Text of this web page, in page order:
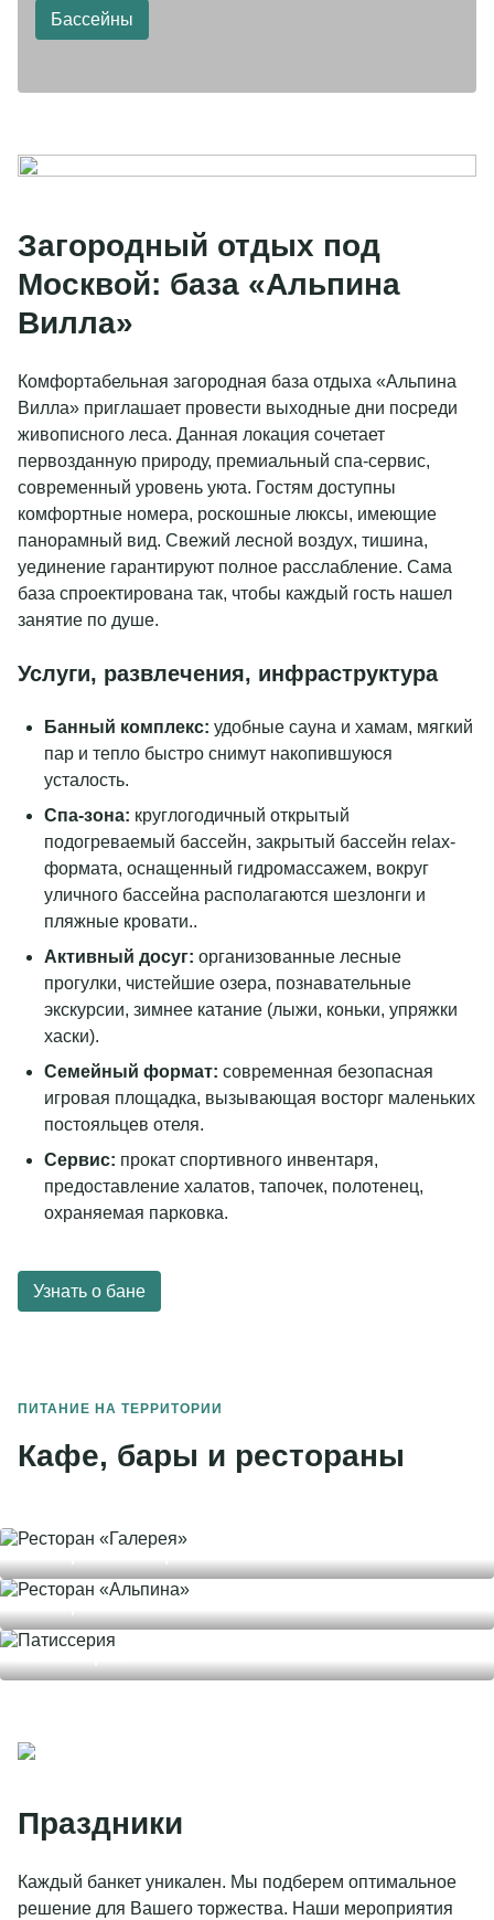
Бассейны
Загородный отдых под
Москвой: база «Альпина
Вилла»
Комфортабельная загородная база отдыха «Альпина
Вилла» приглашает провести выходные дни посреди
живописного леса. Данная локация сочетает
первозданную природу, премиальный спа-сервис,
современный уровень уюта. Гостям доступны
комфортные номера, роскошные люксы, имеющие
панорамный вид. Свежий лесной воздух, тишина,
уединение гарантируют полное расслабление. Сама
база спроектирована так, чтобы каждый гость нашел
занятие по душе.
Услуги, развлечения, инфраструктура
Банный комплекс: удобные сауна и хамам, мягкий
пар и тепло быстро снимут накопившуюся
усталость.
Спа-зона: круглогодичный открытый
подогреваемый бассейн, закрытый бассейн relax-
формата, оснащенный гидромассажем, вокруг
уличного бассейна располагаются шезлонги и
пляжные кровати..
Активный досуг: организованные лесные
прогулки, чистейшие озера, познавательные
экскурсии, зимнее катание (лыжи, коньки, упряжки
хаски).
Семейный формат: современная безопасная
игровая площадка, вызывающая восторг маленьких
постояльцев отеля.
Сервис: прокат спортивного инвентаря,
предоставление халатов, тапочек, полотенец,
охраняемая парковка.
Узнать о бане
ПИТАНИЕ НА ТЕРРИТОРИИ
Кафе, бары и рестораны
Ресторан «Галерея»
Ресторан «Альпина»
Патиссерия
Праздники
Каждый банкет уникален. Мы подберем оптимальное
решение для Вашего торжества. Наши мероприятия
Подробнее